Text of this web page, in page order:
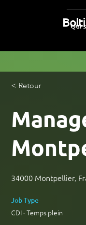
Qui
< Retour
34000 Montpellier,
Job Type
CDI - Temps plein